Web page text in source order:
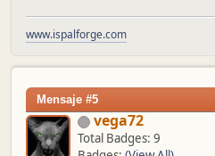
www.ispalforge.com
Mensaje #5
vega72
Total Badges: 9